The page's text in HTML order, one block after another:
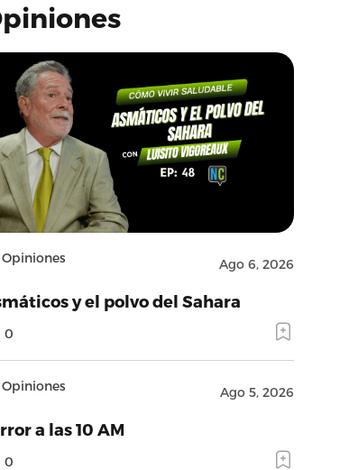
Opiniones Ago 6, 2026
y el polvo del Sahara
0
Opiniones Ago 5, 2026
a las 10 AM
0